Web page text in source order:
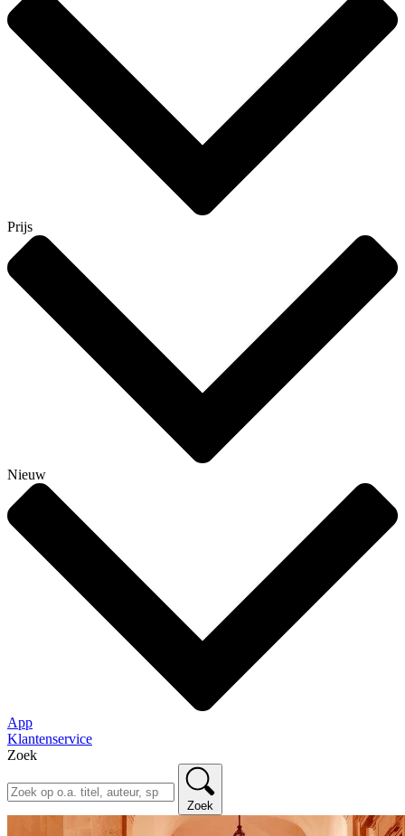
Prijs
Nieuw
App
Klantenservice
Zoek
Zoek